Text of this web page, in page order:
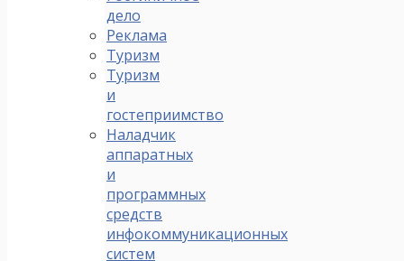
дело
Реклама
Туризм
Туризм
и
гостеприимство
Наладчик
аппаратных
и
программных
средств
инфокоммуникационных
систем